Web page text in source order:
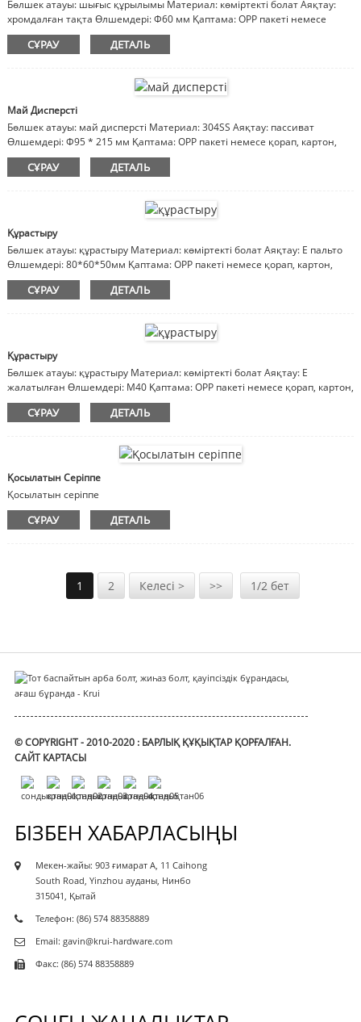
Бөлшек атауы: шығыс құрылымы Материал: көміртекті болат Аяқтау:
хромдалған тақта Өлшемдері: Φ60 мм Қаптама: OPP пакеті немесе
қорап, картон, ағаш қорап Ескертпе: материал, әрлеу, өлшемдер
реттеледі
СҰРАУ ДЕТАЛЬ
Май Дисперсті
Бөлшек атауы: май дисперсті Материал: 304SS Аяқтау: пассиват
Өлшемдері: Φ95 * 215 мм Қаптама: OPP пакеті немесе қорап, картон,
ағаш қорап Ескертпелер: материал, әрлеу, өлшемдер реттеледі
СҰРАУ ДЕТАЛЬ
Құрастыру
Бөлшек атауы: құрастыру Материал: көміртекті болат Аяқтау: E пальто
Өлшемдері: 80*60*50мм Қаптама: OPP пакеті немесе қорап, картон,
ағаш қорап Ескертпелер: материал, әрлеу, өлшемдер реттеледі
СҰРАУ ДЕТАЛЬ
Құрастыру
Бөлшек атауы: құрастыру Материал: көміртекті болат Аяқтау: E
жалатылған Өлшемдері: M40 Қаптама: OPP пакеті немесе қорап, картон,
ағаш қорап Ескертпе: материал, әрлеу, өлшемдер реттеледі
СҰРАУ ДЕТАЛЬ
Қосылатын Серіппе
Қосылатын серіппе
СҰРАУ ДЕТАЛЬ
1 2 Келесі > >> 1/2 бет
© COPYRIGHT - 2010-2020 : БАРЛЫҚ ҚҰҚЫҚТАР ҚОРҒАЛҒАН.
САЙТ КАРТАСЫ
БІЗБЕН ХАБАРЛАСЫҢЫ
Мекен-жайы: 903 ғимарат A, 11 Caihong
South Road, Yinzhou ауданы, Нинбо
315041, Қытай
Телефон: (86) 574 88358889
Email: gavin@krui-hardware.com
Факс: (86) 574 88358889